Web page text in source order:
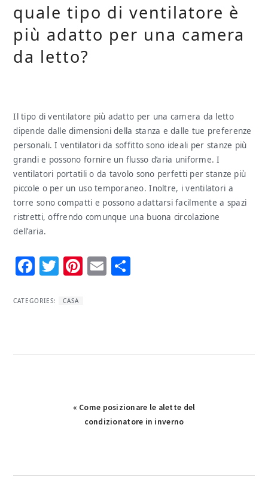
quale tipo di ventilatore è
più adatto per una camera
da letto?
Il tipo di ventilatore più adatto per una camera da letto
dipende dalle dimensioni della stanza e dalle tue preferenze
personali. I ventilatori da soffitto sono ideali per stanze più
grandi e possono fornire un flusso d’aria uniforme. I
ventilatori portatili o da tavolo sono perfetti per stanze più
piccole o per un uso temporaneo. Inoltre, i ventilatori a
torre sono compatti e possono adattarsi facilmente a spazi
ristretti, offrendo comunque una buona circolazione
dell’aria.
Facebook
Twitter
Pinterest
Email
CATEGORIES: CASA
Previous
Post:
« Come posizionare le alette del
condizionatore in inverno​